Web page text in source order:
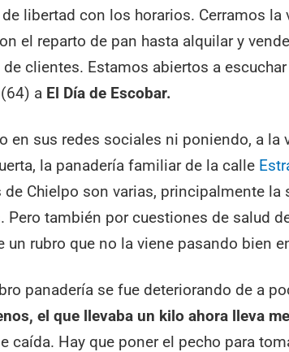
libertad con los horarios. Cerramos
el reparto de pan hasta alquilar y
clientes. Estamos abiertos a
(64) a El Día de Escobar.
en sus redes sociales ni poniendo, a la
la panadería familiar de la calle
de Chielpo son varias, principalmente la
Pero también por cuestiones de salud
un rubro que no la viene pasando bien
panadería se fue deteriorando de a
el que llevaba un kilo ahora lleva
caída. Hay que poner el pecho para